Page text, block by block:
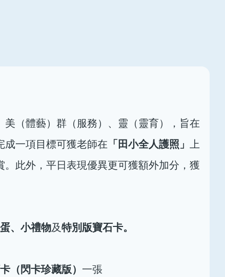
（體藝）群（服務）、靈（靈育），旨在
一項目標可獲老師在 「田小全人護照」上
此外，平日表現優異更可獲額外加分，獲
、小禮物及特別版寶石卡。
（閃卡珍藏版） 一張